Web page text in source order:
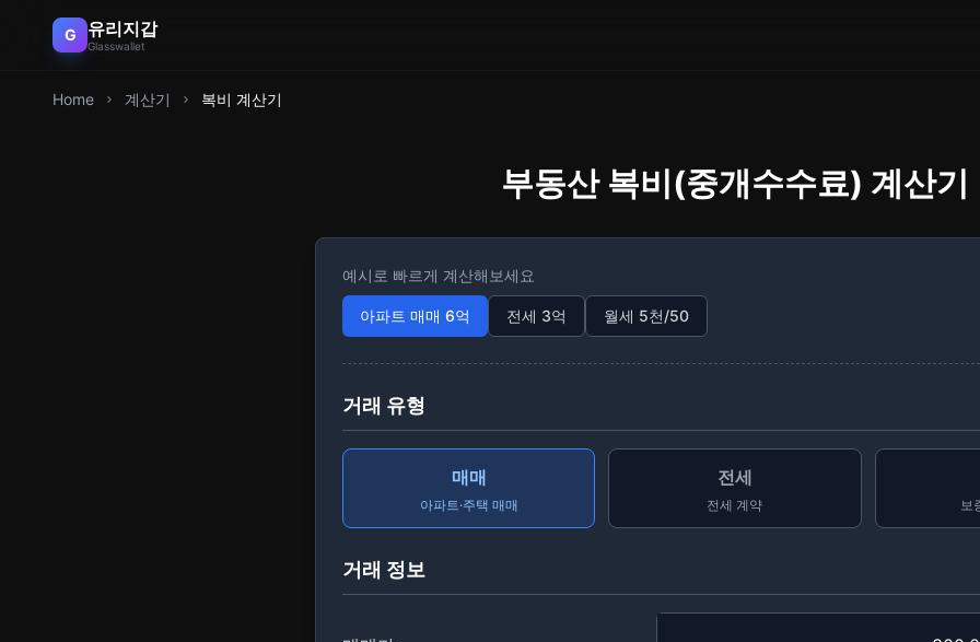
G 유리지갑
Glasswallet
Home 계산기 복비 계산기
부동산 복비(중개수수료) 계산기
예시로 빠르게 계산해보세요
아파트 매매 6억 전세 3억 월세 5천/50
거래 유형
매매
아파트·주택 매매
전세
전세 계약 보
거래 정보